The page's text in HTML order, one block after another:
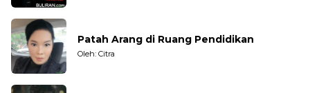
Patah Arang di Ruang Pendidikan
Oleh: Citra